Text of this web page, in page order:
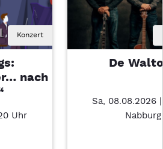
Konzert
nach
Uhr
De
Sa, 08.08.2026
Nabburg